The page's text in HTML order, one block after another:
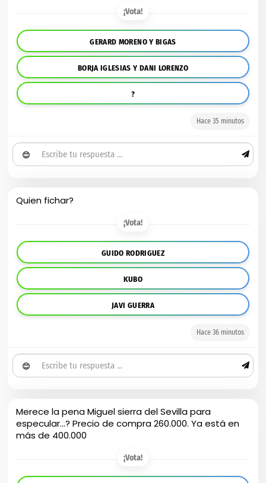
¡Vota!
GERARD MORENO Y BIGAS
BORJA IGLESIAS Y DANI LORENZO
?
Hace 35 minutos
😊
Quien fichar?
¡Vota!
GUIDO RODRIGUEZ
KUBO
JAVI GUERRA
Hace 36 minutos
😊
Merece la pena Miguel sierra del Sevilla para
especular…? Precio de compra 260.000. Ya está en
más de 400.000
¡Vota!